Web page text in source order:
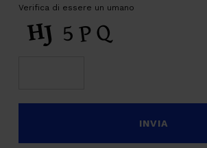
Verifica di essere un umano